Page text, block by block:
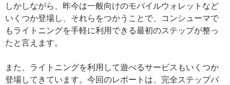
しかしながら、昨今は一般向けのモバイルウォレットなど
いくつか登場し、それらをつかうことで、コンシューマで
もライトニングを手軽に利用できる最初のステップが整っ
たと言えます。
また、ライトニングを利用して遊べるサービスもいくつか
登場してきています。今回のレポートは、完全ステップバ